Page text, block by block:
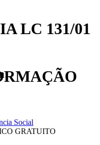
LC 131/01
Social
GRATUITO